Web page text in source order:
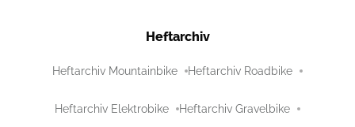
Heftarchiv
Heftarchiv Mountainbike Heftarchiv Roadbike
Heftarchiv Elektrobike Heftarchiv Gravelbike